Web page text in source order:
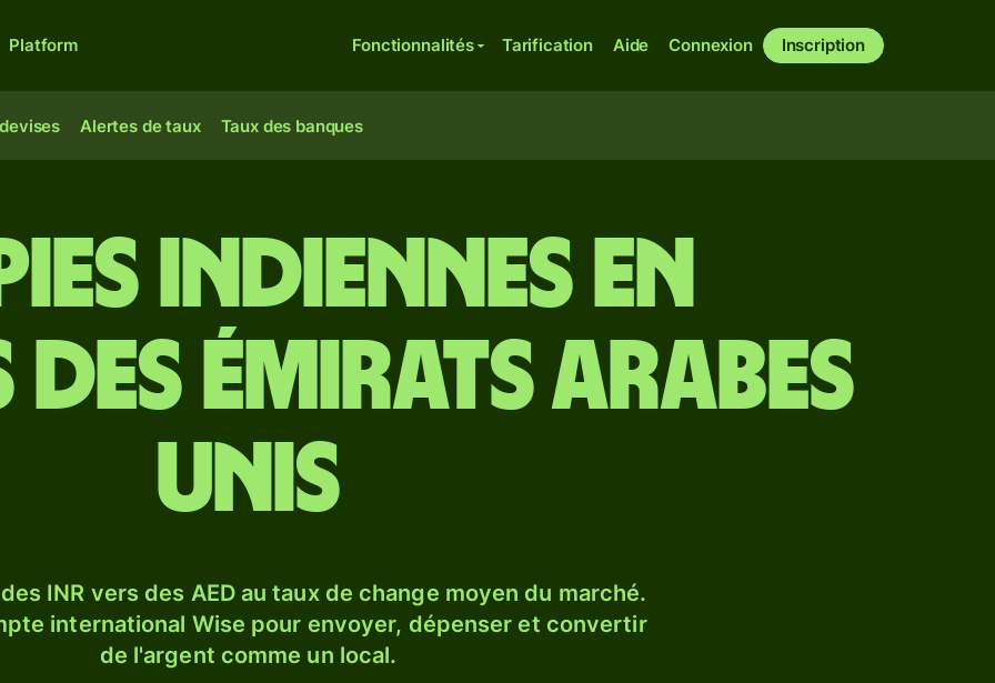
Platform Fonctionnalités Tarification Aide Connexion Inscription
Alertes de taux Taux des banques
indiennes en
Émirats arabes
unis
INR vers des AED au taux de change moyen du marché.
international Wise pour envoyer, dépenser et convertir
de l'argent comme un local.